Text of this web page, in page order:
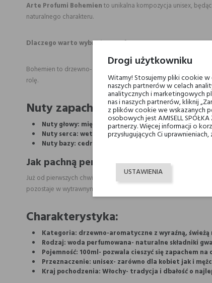
Arte Profumi Bohemiento unikalna kompozycja unisex,
naturalnego charakteru.
Dlaczego warto wybrać te perfumy?
Bohemien to drzewno- aromatyczny zapach oddający
rolę.
Nuty zapachowe Arte Profumi
Nuty głowy: mięta, dzięgiel
Nuty serca: wetyweria
Nuty bazy: cedr, absynt
Jak pachną perfumy Arte Profumi
Już od pierwszych chwil kompozycja ukazuje orzeźwiający
pozostaje w wytrawnym tonie.
Charakterystyka:
Kategoria: drzewno-aromatyczne z wyraźną, świeżą
Rodzaj: woda perfumowana- naturalne składniki
Pojemność: 100ml- pozwala cieszyć się zapachem na
Przeznaczenie: unisex- zarówno dla kobiet jak i
Kraj pochodzenia: Włochy- tradycja i dbałość o
Drogi użytkowniku
Witamy! Stosujemy pliki cookie
naszych partnerów w celach
analitycznych i marketingowych
nas i naszych partnerów, kliknij
z plików cookie we wskazanych
osobowych jest AMISELL
partnerzy. Więcej informacji o
przysługujących Ci
USTAWIENIA